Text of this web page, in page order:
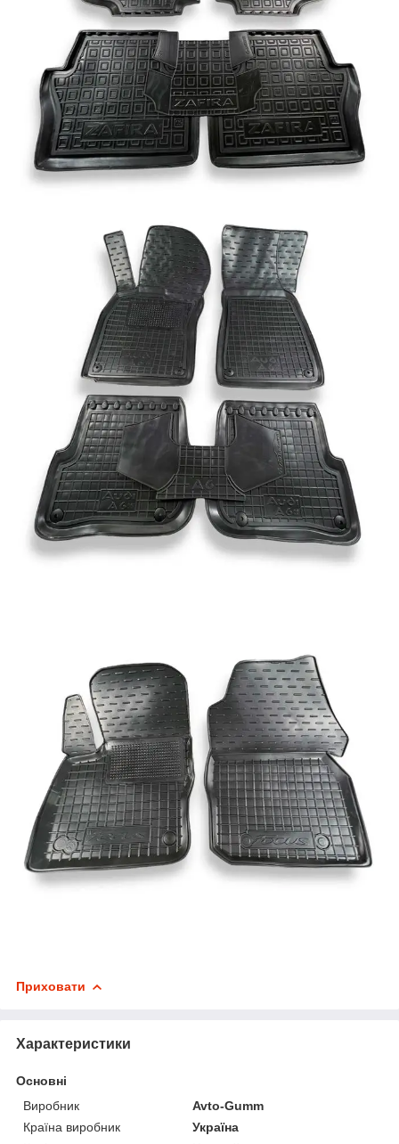
Приховати
Характеристики
Основні
Виробник
Avto-Gumm
Країна виробник
Україна